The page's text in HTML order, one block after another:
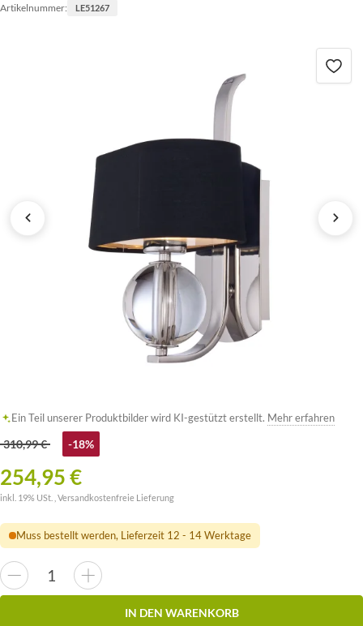
Artikelnummer: LE51267
Ein Teil unserer Produktbilder wird KI-gestützt erstellt. Mehr erfahren
310,99 € -18%
254,95 €
inkl. 19% USt. , Versandkostenfreie Lieferung
Muss bestellt werden, Lieferzeit 12 - 14 Werktage
IN DEN WARENKORB